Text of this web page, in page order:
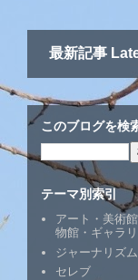
最新記事
このブログを検
テーマ別索引
アート・美術
物館・ギャラ
ジャーナリズム
セレブ